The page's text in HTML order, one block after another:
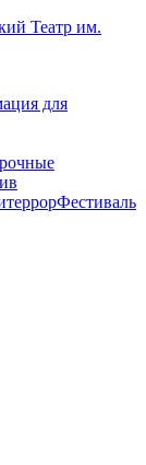
для
Фестиваль